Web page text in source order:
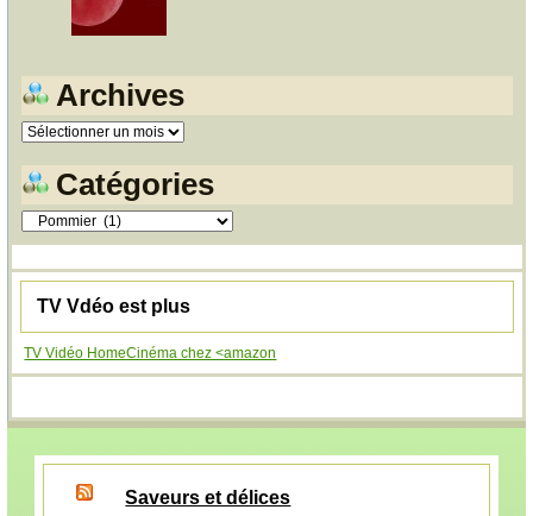
Archives
Archives
Catégories
Catégories
TV Vdéo est plus
TV Vidéo HomeCinéma chez <amazon
Saveurs et délices